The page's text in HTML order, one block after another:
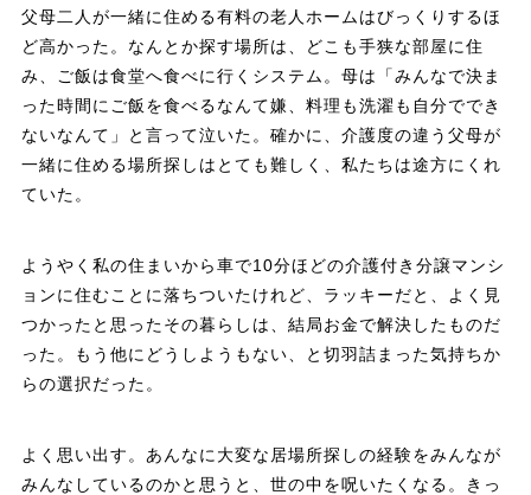
父母二人が一緒に住める有料の老人ホームはびっくりするほ
ど高かった。なんとか探す場所は、どこも手狭な部屋に住
み、ご飯は食堂へ食べに行くシステム。母は「みんなで決ま
った時間にご飯を食べるなんて嫌、料理も洗濯も自分ででき
ないなんて」と言って泣いた。確かに、介護度の違う父母が
一緒に住める場所探しはとても難しく、私たちは途方にくれ
ていた。
ようやく私の住まいから車で10分ほどの介護付き分譲マンシ
ョンに住むことに落ちついたけれど、ラッキーだと、よく見
つかったと思ったその暮らしは、結局お金で解決したものだ
った。もう他にどうしようもない、と切羽詰まった気持ちか
らの選択だった。
よく思い出す。あんなに大変な居場所探しの経験をみんなが
みんなしているのかと思うと、世の中を呪いたくなる。きっ